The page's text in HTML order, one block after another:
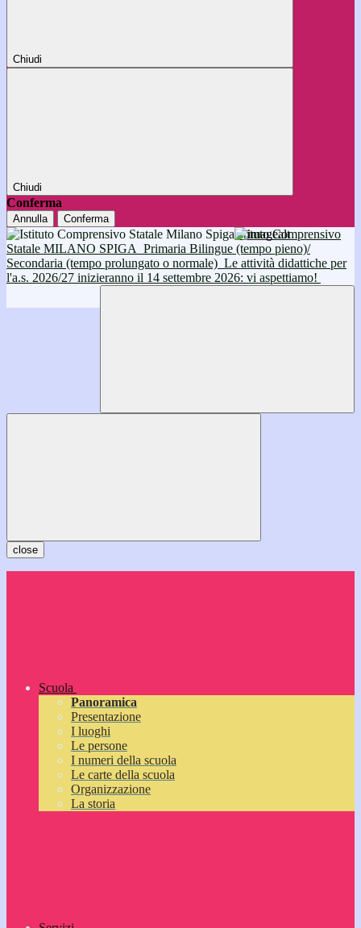
Chiudi
Chiudi
Conferma
Annulla Conferma
Istituto Comprensivo
Statale MILANO SPIGA Primaria Bilingue (tempo pieno)/
Secondaria (tempo prolungato o normale) Le attività didattiche per
l'a.s. 2026/27 inizieranno il 14 settembre 2026: vi aspettiamo!
close
Scuola
Panoramica
Presentazione
I luoghi
Le persone
I numeri della scuola
Le carte della scuola
Organizzazione
La storia